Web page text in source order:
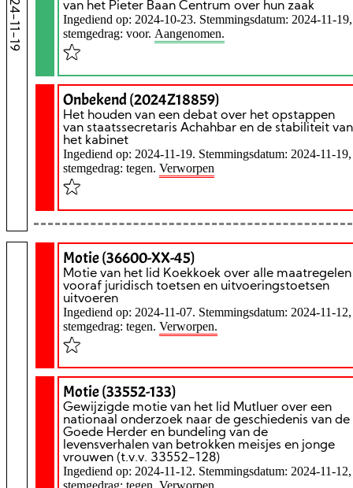
2024-11-19
van het Pieter Baan Centrum over hun zaak
Ingediend op: 2024-10-23. Stemmingsdatum: 2024-11-19,
stemgedrag: voor. Aangenomen.
Onbekend (2024Z18859)
Het houden van een debat over het opstappen
van staatssecretaris Achahbar en de stabiliteit van
het kabinet
Ingediend op: 2024-11-19. Stemmingsdatum: 2024-11-19,
stemgedrag: tegen. Verworpen
Motie (36600-XX-45)
Motie van het lid Koekkoek over alle maatregelen
vooraf juridisch toetsen en uitvoeringstoetsen
uitvoeren
Ingediend op: 2024-11-07. Stemmingsdatum: 2024-11-12,
stemgedrag: tegen. Verworpen.
Motie (33552-133)
Gewijzigde motie van het lid Mutluer over een
nationaal onderzoek naar de geschiedenis van de
Goede Herder en bundeling van de
levensverhalen van betrokken meisjes en jonge
vrouwen (t.v.v. 33552-128)
Ingediend op: 2024-11-12. Stemmingsdatum: 2024-11-12,